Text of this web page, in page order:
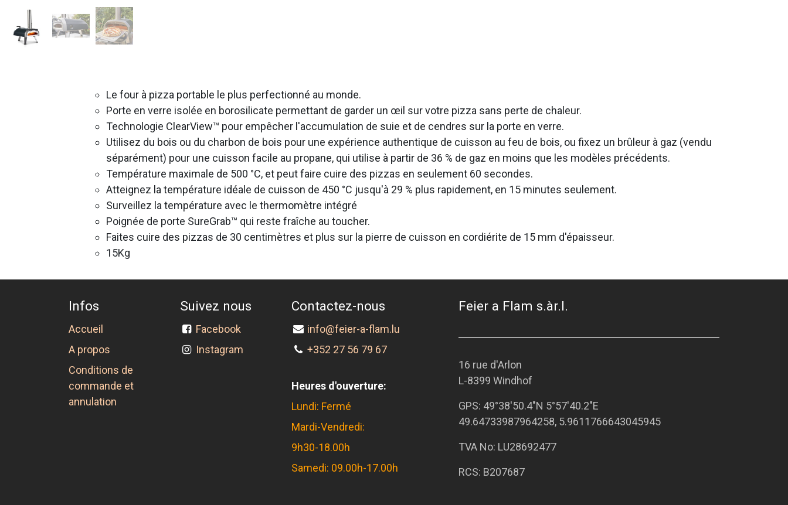
Le four à pizza portable le plus perfectionné au monde.
Porte en verre isolée en borosilicate permettant de garder un œil sur votre pizza sans perte de chaleur.
Technologie ClearView™ pour empêcher l'accumulation de suie et de cendres sur la porte en verre.
Utilisez du bois ou du charbon de bois pour une expérience authentique de cuisson au feu de bois, ou fixez un brûleur à gaz (vendu
séparément) pour une cuisson facile au propane, qui utilise à partir de 36 % de gaz en moins que les modèles précédents.
Température maximale de 500 °C, et peut faire cuire des pizzas en seulement 60 secondes.
Atteignez la température idéale de cuisson de 450 °C jusqu'à 29 % plus rapidement, en 15 minutes seulement.
Surveillez la température avec le thermomètre intégré
Poignée de porte SureGrab™ qui reste fraîche au toucher.
Faites cuire des pizzas de 30 centimètres et plus sur la pierre de cuisson en cordiérite de 15 mm d'épaisseur.
15Kg
Infos
Accueil
A propos
Conditions de
commande et
annulation
Suivez nous
Facebook
Instagram
Contactez-nous
info@feier-a-flam.lu
+352 27 56 79 67
Heures d'ouverture:
Lundi: Fermé
Mardi-Vendredi:
9h30-18.00h
Samedi: 09.00h-17.00h
Feier a Flam s.àr.l.
16 rue d'Arlon
L-8399 Windhof
GPS: 49°38'50.4"N 5°57'40.2"E
49.64733987964258, 5.9611766643045945
TVA No: LU28692477
RCS: B207687